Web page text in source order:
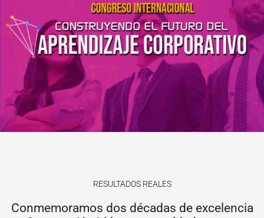
RESULTADOS REALES
Conmemoramos dos décadas de excelencia